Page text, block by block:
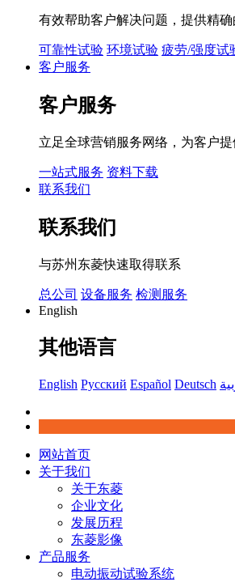
有效帮助客户解决问题，提供精
可靠性试验 环境试验 疲劳/强度试
客户服务
客户服务
立足全球营销服务网络，为客户
一站式服务 资料下载
联系我们
联系我们
与苏州东菱快速取得联系
总公司 设备服务 检测服务
English
其他语言
English Русский Español Deutsch
网站首页
关于我们
关于东菱
企业文化
发展历程
东菱影像
产品服务
电动振动试验系统